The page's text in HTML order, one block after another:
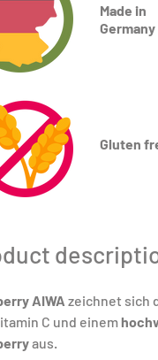
Made in
Germany
Gluten
AIWA zeichnet sich
C und einem
aus.